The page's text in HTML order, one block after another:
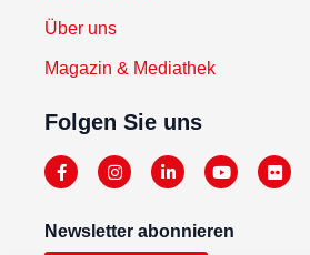
Über uns
Magazin & Mediathek
Folgen Sie uns
Newsletter abonnieren